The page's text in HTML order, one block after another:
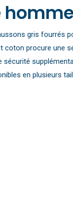
gris
coton procure une
en plusieurs